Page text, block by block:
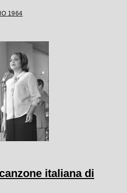
1964
italiana di